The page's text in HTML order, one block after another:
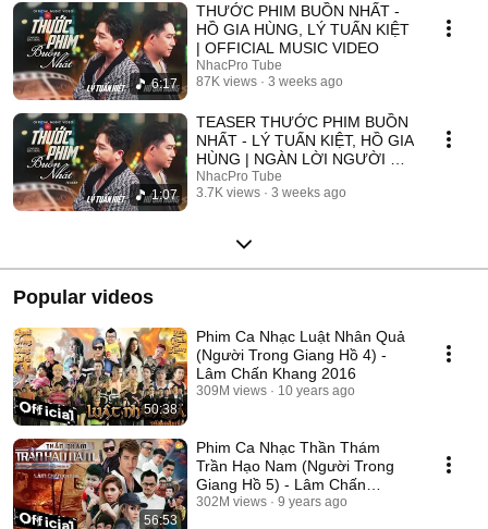
6:17
THƯỚC PHIM BUỒN NHẤT -
HỒ GIA HÙNG, LÝ TUẤN KIỆT
| OFFICIAL MUSIC VIDEO
NhacPro Tube
87K views
3 weeks ago
1:07
TEASER THƯỚC PHIM BUỒN
NHẤT - LÝ TUẤN KIỆT, HỒ GIA
HÙNG | NGÀN LỜI NGƯỜI ĐÃ
NÓI KHÔNG SAI ....
NhacPro Tube
3.7K views
3 weeks ago
Popular videos
50:38
Phim Ca Nhạc Luật Nhân Quả
(Người Trong Giang Hồ 4) -
Lâm Chấn Khang 2016
309M views 10 years ago
56:53
Phim Ca Nhạc Thần Thám
Trần Hạo Nam (Người Trong
Giang Hồ 5) - Lâm Chấn
Khang 2017
302M views 9 years ago